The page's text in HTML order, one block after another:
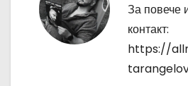
За повече
контакт:
https://